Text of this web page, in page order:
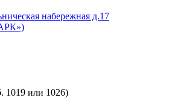
набережная д.17
1019 или 1026)